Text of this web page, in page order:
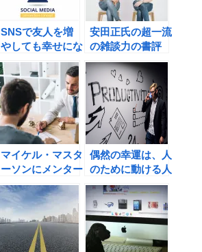
SNSで友人を増
やしても幸せにな
れない？どうすれ
ばよい？
安田正氏の超一流
の雑談力の書評
マイケル・マスタ
ーソンにメンター
の重要性を学ぶ！
偶然の幸運は、人
のために動ける人
に訪れる！